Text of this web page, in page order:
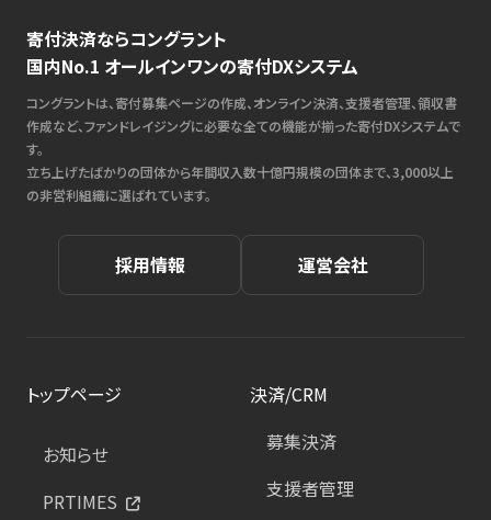
寄付決済ならコングラント
国内No.1 オールインワンの寄付DXシステム
コングラントは、寄付募集ページの作成、オンライン決済、支援者管理、領収書
作成など、ファンドレイジングに必要な全ての機能が揃った寄付DXシステムで
す。
立ち上げたばかりの団体から年間収入数十億円規模の団体まで、3,000以上
の非営利組織に選ばれています。
採用情報 運営会社
トップページ
お知らせ
PRTIMES
決済/CRM
募集決済
支援者管理